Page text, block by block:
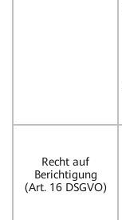
Recht auf
Berichtigung
(Art. 16 DSGVO)